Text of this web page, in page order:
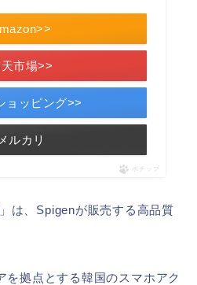
市場>>
ョッピング>>
メルカリ
ポチップ
」は、Spigenが販売する高品質
を拠点とする韓国のスマホアク